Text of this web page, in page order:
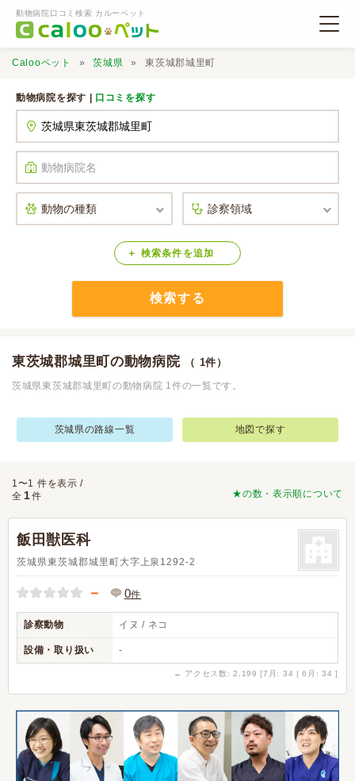
動物病院口コミ検索 カルーペット
口コミ検索
Calooペットとは？
Calooペット 茨城県 東茨城郡城里町
動物病院を探す | 口コミを探す
検索条件 を追加
検索する
東茨城郡城里町の動物病院 （ 1件）
茨城県東茨城郡城里町の動物病院 1件の一覧です。
茨城県の路線一覧 地図で探す
★の数・表示順について
1〜1 件を表示 /
全 1件
飯田獣医科
茨城県東茨城郡城里町大字上泉1292-2
－ 0件
診察動物 イヌ / ネコ
設備・取り扱い -
← アクセス数: 2,199 [7月: 34 | 6月: 34 ]